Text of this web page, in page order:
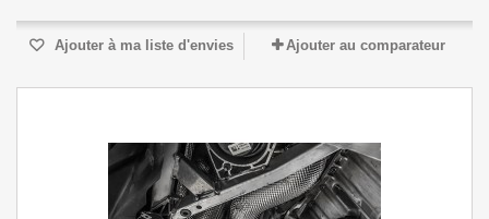
Ajouter à ma liste d'envies Ajouter au comparateur